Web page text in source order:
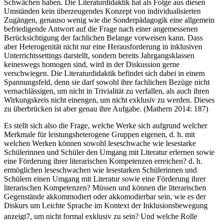
Schwächen haben. Die Literaturdidaktik hat als Folge aus diesen
Umständen kein überzeugendes Konzept von individualisierten
Zugängen, genauso wenig wie die Sonderpädagogik eine allgemein
befriedigende Antwort auf die Frage nach einer angemessenen
Berücksichtigung der fachlichen Belange vorweisen kann. Dass
aber Heterogenität nicht nur eine Herausforderung in inklusiven
Unterrichtssettings darstellt, sondern bereits Jahrgangsklassen
keineswegs homogen sind, wird in der Diskussion gerne
verschwiegen. Die Literaturdidaktik befindet sich dabei in einem
Spannungsfeld, denn sie darf sowohl ihre fachlichen Bezüge nicht
vernachlässigen, um nicht in Trivialität zu verfallen, als auch ihren
Wirkungskreis nicht einengen, um nicht exklusiv zu werden. Dieses
zu überbrücken ist aber genau ihre Aufgabe. (Mathern 2014: 187)
Es stellt sich also die Frage, welche Werke sich aufgrund welcher
Merkmale für leistungsheterogene Gruppen eigenen, d. h. mit
welchen Werken können sowohl leseschwache wie lesestarke
Schülerinnen und Schüler den Umgang mit Literatur erlernen sowie
eine Förderung ihrer literarischen Kompetenzen erreichen? d. h.
ermöglichen leseschwachen wie lesestarken Schülerinnen und
Schülern einen Umgang mit Literatur sowie eine Förderung ihrer
literarischen Kompetenzen? Müssen und können die literarischen
Gegenstände akkommodiert oder akkomodierbar sein, wie es der
Diskurs um Leichte Sprache im Kontext der Inklusionsbewegung
anzeigt7, um nicht formal exklusiv zu sein? Und welche Rolle